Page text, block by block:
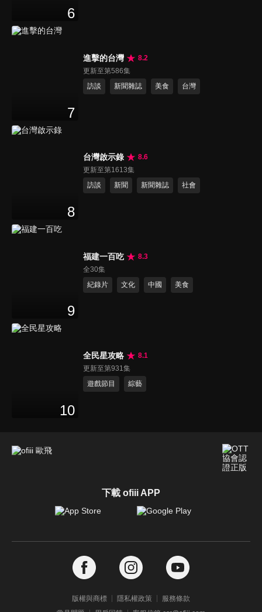
6
7
進擊的台灣
8.2
更新至第586集
訪談
新聞雜誌 美食 台灣
8
台灣啟示錄
8.6
更新至第1613集
訪談
新聞 新聞雜誌 社會
9
福建一百吃
8.3
全30集
紀錄片
文化 中國 美食
10
全民星攻略
8.1
更新至第931集
遊戲節目
綜藝
下載 ofiii APP
版權與商標 隱私權政策
服務條款